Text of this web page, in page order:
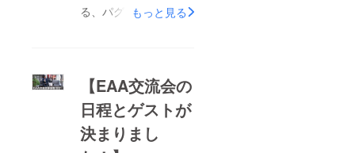
る、パグマスカラス氏
タンレース＠ガーラ湯
沢での20kmのレース
に出走時、パグマスカ
ラス氏のハイドレー
もっと見る
【EAA交流会の
日程とゲストが
決まりまし